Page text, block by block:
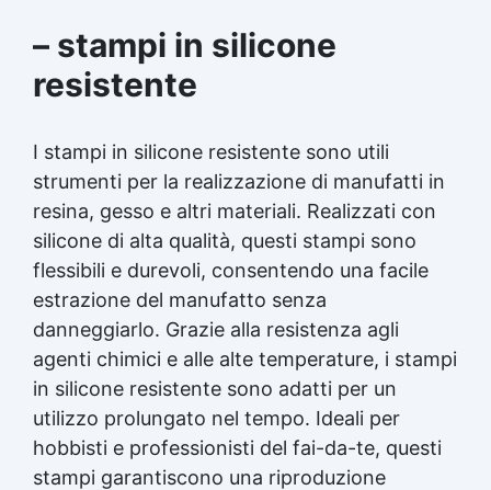
– stampi in silicone
resistente
I stampi in silicone resistente sono utili
strumenti per la realizzazione di manufatti in
resina, gesso e altri materiali. Realizzati con
silicone di alta qualità, questi stampi sono
flessibili e durevoli, consentendo una facile
estrazione del manufatto senza
danneggiarlo. Grazie alla resistenza agli
agenti chimici e alle alte temperature, i stampi
in silicone resistente sono adatti per un
utilizzo prolungato nel tempo. Ideali per
hobbisti e professionisti del fai-da-te, questi
stampi garantiscono una riproduzione